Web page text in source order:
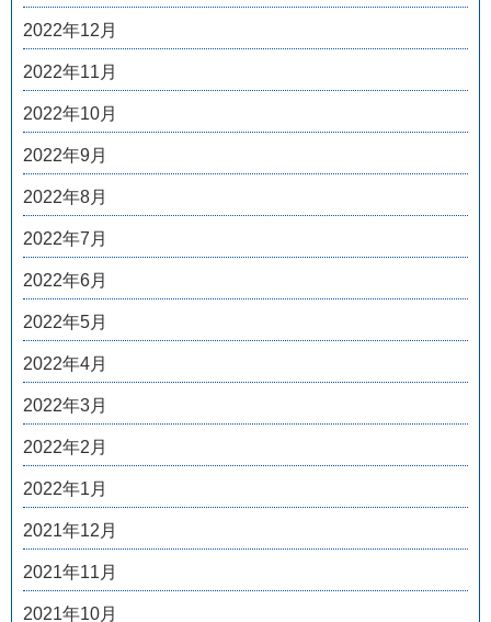
2022年12月
2022年11月
2022年10月
2022年9月
2022年8月
2022年7月
2022年6月
2022年5月
2022年4月
2022年3月
2022年2月
2022年1月
2021年12月
2021年11月
2021年10月